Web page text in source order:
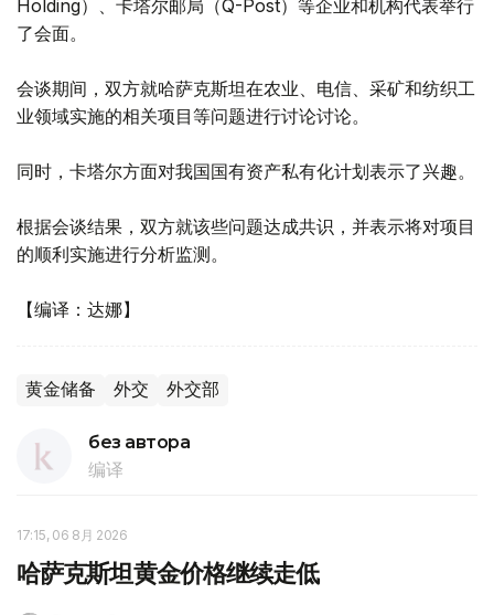
Holding）、卡塔尔邮局（Q-Post）等企业和机构代表举行
了会面。
会谈期间，双方就哈萨克斯坦在农业、电信、采矿和纺织工
业领域实施的相关项目等问题进行讨论讨论。
同时，卡塔尔方面对我国国有资产私有化计划表示了兴趣。
根据会谈结果，双方就该些问题达成共识，并表示将对项目
的顺利实施进行分析监测。
【编译：达娜】
黄金储备 外交 外交部
без автора
编译
17:15, 06 8月 2026
哈萨克斯坦黄金价格继续走低